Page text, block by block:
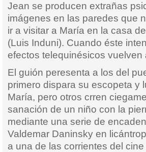
Jean se producen extrañas
imágenes en las paredes que
ir a visitar a María en la casa
(Luis Induni). Cuando éste
efectos telequinésicos
El guión peresenta a los del
primero dispara su escopeta y
María, pero otros crren
sanación de un niño con la
mediante una serie de
Valdemar Daninsky en
a una de las corrientes del